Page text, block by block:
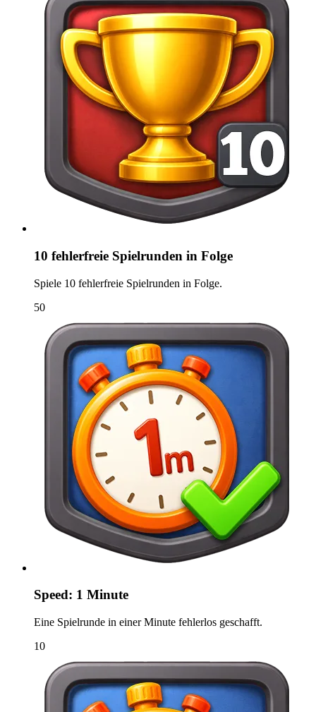
10 fehlerfreie Spielrunden in Folge
Spiele 10 fehlerfreie Spielrunden in Folge.
50
Speed: 1 Minute
Eine Spielrunde in einer Minute fehlerlos geschafft.
10